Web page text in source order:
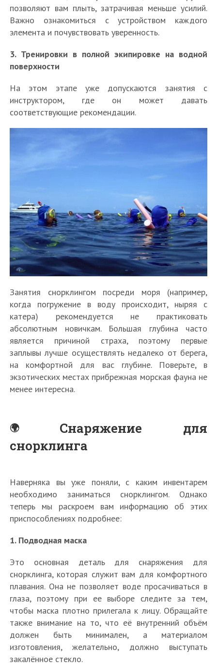
позволяют вам плыть, затрачивая меньше усилий.
Важно ознакомиться с устройством каждого
элемента и почувствовать уверенность.
3. Тренировки в полной экипировке на водной
поверхности
На этом этапе уже допускаются занятия с
инструктором, где он может давать
соответствующие рекомендации.
Занятия снорклингом посреди моря (например,
когда погружение в воду происходит, ныряя с
катера) рекомендуется не практиковать
абсолютным новичкам. Большая глубина часто
является причиной страха, поэтому первые
заплывы лучше осуществлять недалеко от берега,
на комфортной для вас глубине. Поверьте, в
экзотических местах прибрежная морская фауна не
менее интересна.
Снаряжение для
снорклинга
Наверняка вы уже поняли, с каким инвентарем
необходимо заниматься снорклингом. Однако
теперь мы раскроем вам информацию об этих
приспособлениях подробнее:
1. Подводная маска
Это основная деталь для снаряжения для
снорклинга, которая служит вам для комфортного
плавания. Она не позволяет воде просачиваться в
глаза, поэтому при ее выборе следите за тем,
чтобы маска плотно прилегала к лицу. Обращайте
также внимание на то, что её внутренний объём
должен быть минимален, а материалом
изготовления, желательно, должно выступать
закалённое стекло.